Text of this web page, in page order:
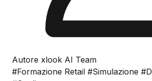
Autore xlook AI Team
#Formazione Retail #Simulazione